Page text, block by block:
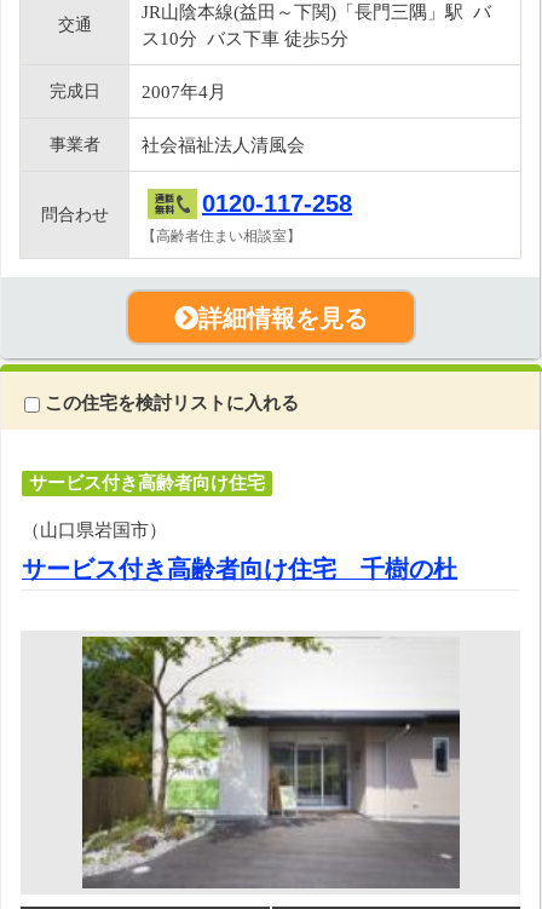
交通
JR山陰本線(益田～下関)「長門三隅」駅 バ
ス10分 バス下車 徒歩5分
完成日 2007年4月
事業者 社会福祉法人清風会
問合わせ 0120-117-258
【高齢者住まい相談室】
詳細情報を見る
この住宅を検討リストに入れる
サービス付き高齢者向け住宅
（山口県岩国市）
サービス付き高齢者向け住宅 千樹の杜